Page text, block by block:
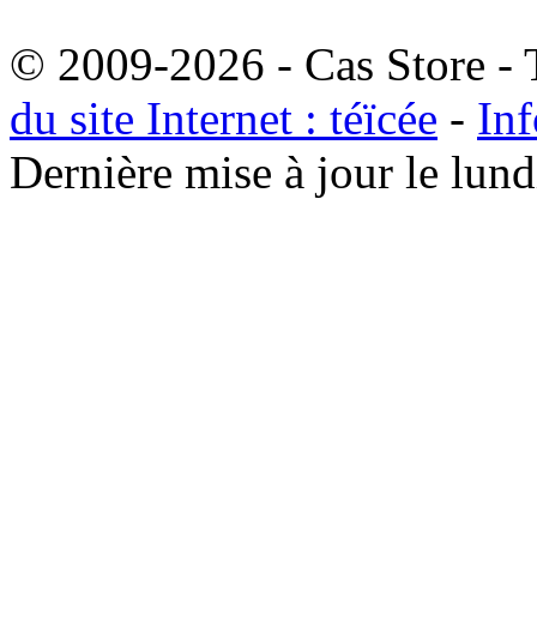
© 2009-2026 - Cas Store -
du site Internet : téïcée -
Dernière mise à jour le